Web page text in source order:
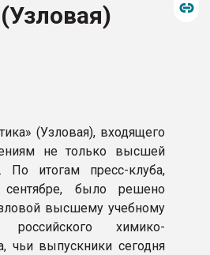
(Узловая), входящего
не только высшей
итогам пресс-клуба,
сентябре, было решено
высшему учебному
химико-
чьи выпускники сегодня